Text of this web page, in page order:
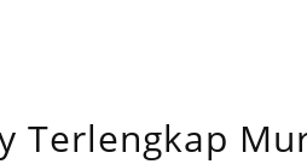
Terlengkap